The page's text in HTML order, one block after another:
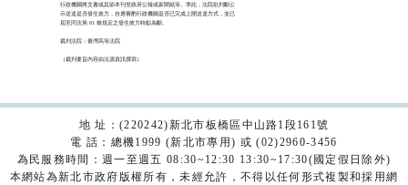
行政機關將文書或其節本刊登政府公報或新聞紙等。準此，法院欲判斷公
示送達是否發生效力，自應審酌行政機關是否已完成上開送達方式，並已
屆至同法第 81 條規定之發生效力時點為斷。
裁判法院：臺灣高等法院
（裁判要旨內容由法源資訊撰寫）
地 址：(220242)新北市板橋區中山路1段161號
電 話：總機1999 (新北市專用) 或 (02)2960-3456
為民服務時間：週一至週五 08:30~12:30 13:30~17:30(國定假日除外)
本網站為新北市政府版權所有，未經允許，不得以任何形式複製和採用網